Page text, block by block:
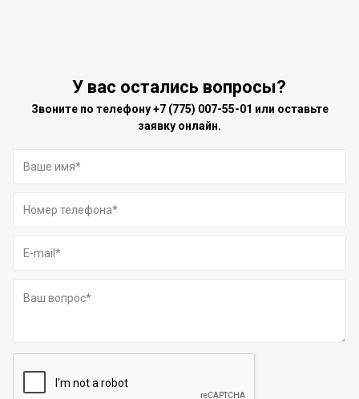
У вас остались вопросы?
Звоните по телефону+7 (775) 007-55-01 или оставьте
заявку онлайн.